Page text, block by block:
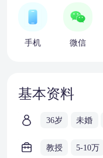
手机 微信
基本资料
36岁 未婚
教授 5-10万